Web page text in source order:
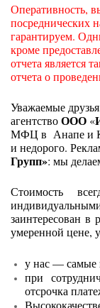
Оперативность,
посреднических
гарантируем.
кроме
отчета является
отчета о
Уважаемые
агентствоООО «
МФЦ в Анапе и
и недорого.
Групп»: мы
Стоимость
заинтересован
умеренной цене,
у нас — самые
при
отсрочка